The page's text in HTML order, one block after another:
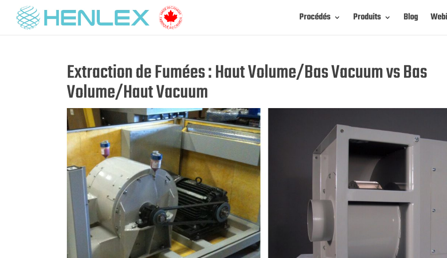
Procédés Produits Blog
Extraction de Fumées : Haut Volume/Bas Vacuum vs Bas
Volume/Haut Vacuum